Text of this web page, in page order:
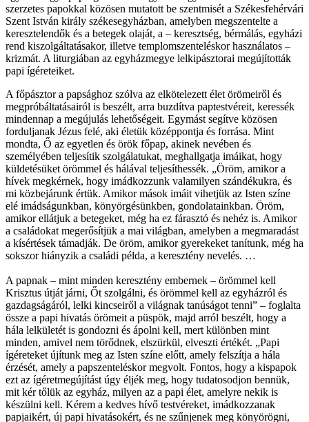
szerzetes papokkal közösen mutatott be szentmisét a Székesfehérvári
Szent István király székesegyházban, amelyben megszentelte a
keresztelendők és a betegek olaját, a – keresztség, bérmálás, egyházi
rend kiszolgáltatásakor, illetve templomszenteléskor használatos –
krizmát. A liturgiában az egyházmegye lelkipásztorai megújították
papi ígéreteiket.
A főpásztor a papsághoz szólva az elkötelezett élet örömeiről és
megpróbáltatásairól is beszélt, arra buzdítva paptestvéreit, keressék
mindennap a megújulás lehetőségeit. Egymást segítve közösen
forduljanak Jézus felé, aki életük középpontja és forrása. Mint
mondta, Ő az egyetlen és örök főpap, akinek nevében és
személyében teljesítik szolgálatukat, meghallgatja imáikat, hogy
küldetésüket örömmel és hálával teljesíthessék. „Öröm, amikor a
hívek megkérnek, hogy imádkozzunk valamilyen szándékukra, és
mi közbejárunk értük. Amikor mások imáit vihetjük az Isten színe
elé imádságunkban, könyörgésünkben, gondolatainkban. Öröm,
amikor ellátjuk a betegeket, még ha ez fárasztó és nehéz is. Amikor
a családokat megerősítjük a mai világban, amelyben a megmaradást
a kísértések támadják. De öröm, amikor gyerekeket tanítunk, még ha
sokszor hiányzik a családi példa, a keresztény nevelés. …
A papnak – mint minden keresztény embernek – örömmel kell
Krisztus útját járni, Őt szolgálni, és örömmel kell az egyházról és
gazdagságáról, lelki kincseiről a világnak tanúságot tenni” – foglalta
össze a papi hivatás örömeit a püspök, majd arról beszélt, hogy a
hála lelkületét is gondozni és ápolni kell, mert különben mint
minden, amivel nem törődnek, elszürkül, elveszti értékét. „Papi
ígéreteket újítunk meg az Isten színe előtt, amely felszítja a hála
érzését, amely a papszenteléskor megvolt. Fontos, hogy a kispapok
ezt az ígéretmegújítást úgy éljék meg, hogy tudatosodjon bennük,
mit kér tőlük az egyház, milyen az a papi élet, amelyre nekik is
készülni kell. Kérem a kedves hívő testvéreket, imádkozzanak
papjaikért, új papi hivatásokért, és ne szűnjenek meg könyörögni,